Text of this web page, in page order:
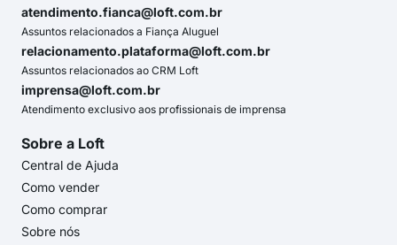
atendimento.fianca@loft.com.br
Assuntos relacionados a Fiança Aluguel
relacionamento.plataforma@loft.com.br
Assuntos relacionados ao CRM Loft
imprensa@loft.com.br
Atendimento exclusivo aos profissionais de imprensa
Sobre a Loft
Central de Ajuda
Como vender
Como comprar
Sobre nós